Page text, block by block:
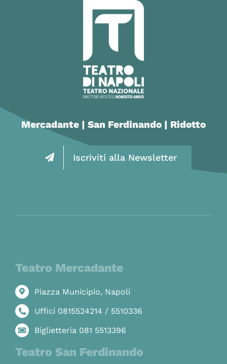
Mercadante | San Ferdinando | Ridotto
Iscriviti alla Newsletter
Teatro Mercadante
Piazza Municipio, Napoli
Uffici 0815524214 / 5510336
Biglietteria 081 5513396
Teatro San Ferdinando